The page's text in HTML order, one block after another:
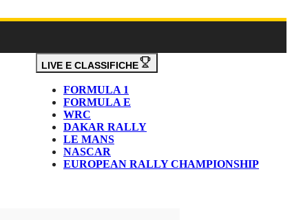
LIVE E CLASSIFICHE
FORMULA 1
FORMULA E
WRC
DAKAR RALLY
LE MANS
NASCAR
EUROPEAN RALLY CHAMPIONSHIP